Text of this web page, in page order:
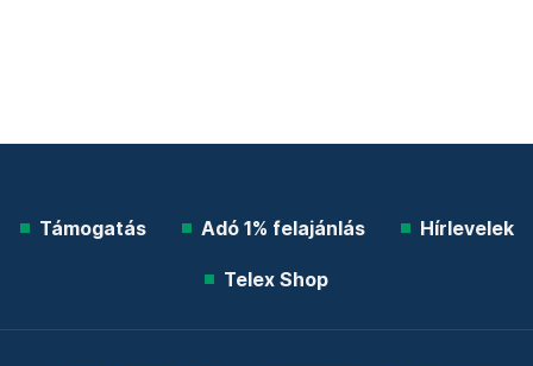
Támogatás Adó 1% felajánlás Hírlevelek
Telex Shop